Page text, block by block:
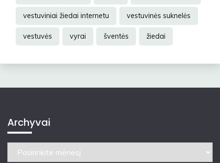
vestuviniai žiedai internetu vestuvinės suknelės
vestuvės vyrai šventės žiedai
Archyvai
Archyvai